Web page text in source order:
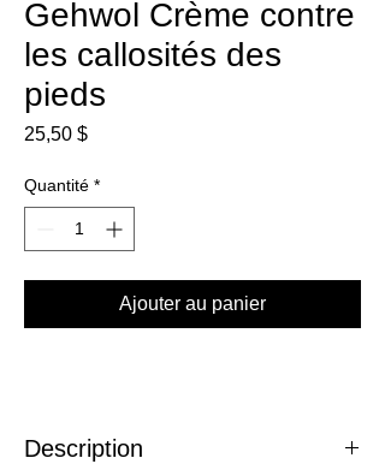
Gehwol Crème contre
les callosités des
pieds
25,50 $Prix
Quantité *
Ajouter au panier
Description